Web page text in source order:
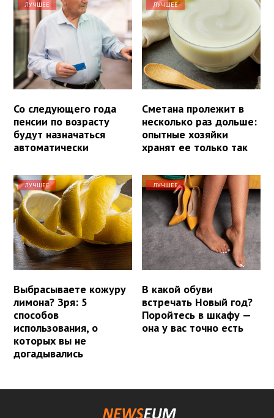
ЛУЧШЕЕ
Со следующего года
пенсии по возрасту
будут назначаться
автоматически
ЛУЧШЕЕ
Сметана пролежит в
несколько раз дольше:
опытные хозяйки
хранят ее только так
ЛУЧШЕЕ
Выбрасываете кожуру
лимона? Зря: 5
способов
использования, о
которых вы не
догадывались
ЛУЧШЕЕ
В какой обуви
встречать Новый год?
Поройтесь в шкафу —
она у вас точно есть